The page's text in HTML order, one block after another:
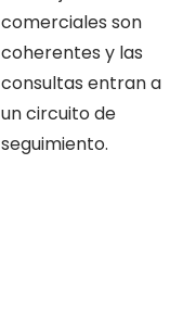
comerciales son
coherentes y las
consultas entran a
un circuito de
seguimiento.